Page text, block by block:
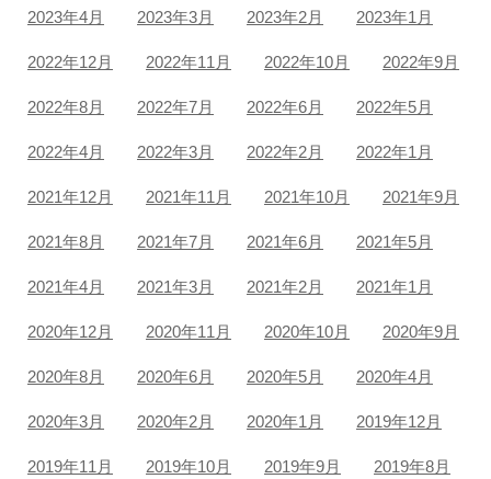
2023年4月 2023年3月 2023年2月 2023年1月
2022年12月 2022年11月 2022年10月 2022年9月
2022年8月 2022年7月 2022年6月 2022年5月
2022年4月 2022年3月 2022年2月 2022年1月
2021年12月 2021年11月 2021年10月 2021年9月
2021年8月 2021年7月 2021年6月 2021年5月
2021年4月 2021年3月 2021年2月 2021年1月
2020年12月 2020年11月 2020年10月 2020年9月
2020年8月 2020年6月 2020年5月 2020年4月
2020年3月 2020年2月 2020年1月 2019年12月
2019年11月 2019年10月 2019年9月 2019年8月